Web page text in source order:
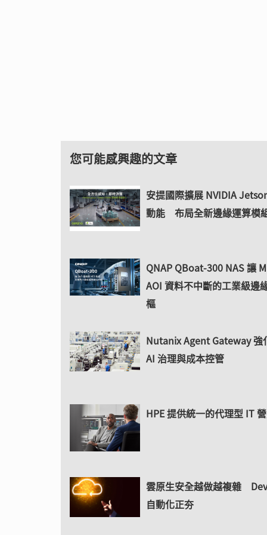
您可能感興趣的文章
安提國際擴展 NVIDIA
動能 布局全新邊緣運算模
QNAP QBoat-300 NAS 讓
AOI 資料不中斷的工業級邊
樞
Nutanix Agent Gateway 強
AI 治理與成本控管
HPE 提供統一的代理型 IT
雲原生安全越做越複雜
自動化正夯